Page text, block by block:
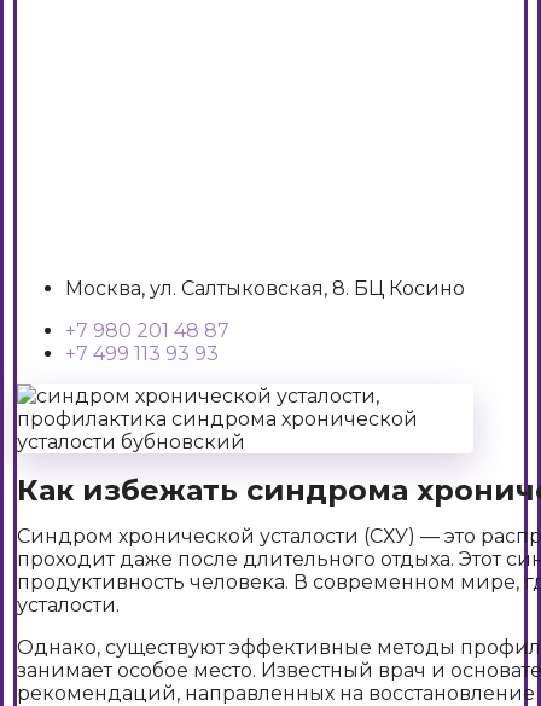
Москва, ул. Салтыковская, 8. БЦ Косино
+7 980 201 48 87
+7 499 113 93 93
Как избежать синдрома
Синдром хронической усталости (СХУ) — это
проходит даже после длительного отдыха. Этот
продуктивность человека. В современном мире,
усталости.
Однако, существуют эффективные методы
занимает особое место. Известный врач и
рекомендаций, направленных на